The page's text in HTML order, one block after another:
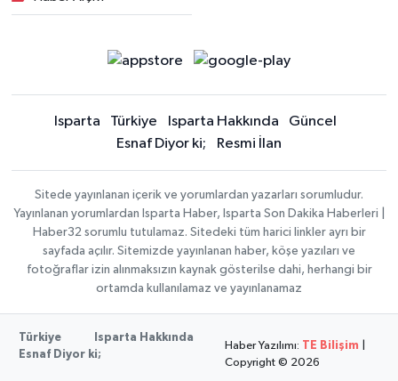
Isparta Türkiye Isparta Hakkında
Güncel
Esnaf Diyor ki;
Resmi İlan
Sitede yayınlanan içerik ve yorumlardan yazarları sorumludur.
Yayınlanan yorumlardan Isparta Haber, Isparta Son Dakika Haberleri |
Haber32 sorumlu tutulamaz. Sitedeki tüm harici linkler ayrı bir
sayfada açılır. Sitemizde yayınlanan haber, köşe yazıları ve
fotoğraflar izin alınmaksızın kaynak gösterilse dahi, herhangi bir
ortamda kullanılamaz ve yayınlanamaz
Türkiye
Isparta Hakkında
Esnaf Diyor ki;
Haber Yazılımı: TE Bilişim
Copyright © 2026